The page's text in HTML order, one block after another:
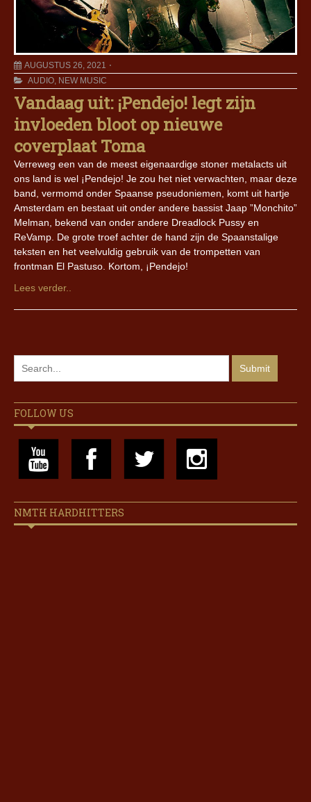
AUGUSTUS 26, 2021
AUDIO, NEW MUSIC
Vandaag uit: ¡Pendejo! legt zijn
invloeden bloot op nieuwe
coverplaat Toma
Verreweg een van de meest eigenaardige stoner metalacts uit
ons land is wel ¡Pendejo! Je zou het niet verwachten, maar deze
band, vermomd onder Spaanse pseudoniemen, komt uit hartje
Amsterdam en bestaat uit onder andere bassist Jaap ”Monchito”
Melman, bekend van onder andere Dreadlock Pussy en
ReVamp. De grote troef achter de hand zijn de Spaanstalige
teksten en het veelvuldig gebruik van de trompetten van
frontman El Pastuso. Kortom, ¡Pendejo!
Lees verder..
FOLLOW US
NMTH HARDHITTERS